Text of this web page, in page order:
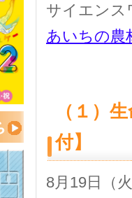
サイエンス
あいちの農
（１）
付】
8月19日（